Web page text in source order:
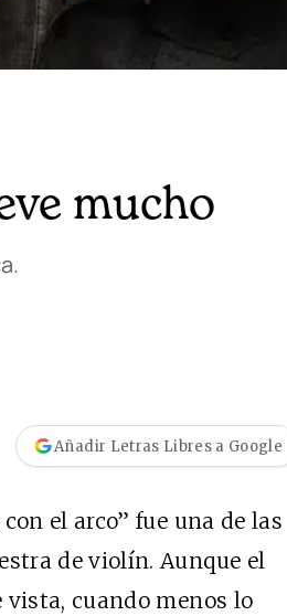
mucho
Añadir Letras Libres a Google
el arco” fue una de las
de violín. Aunque el
cuando menos lo